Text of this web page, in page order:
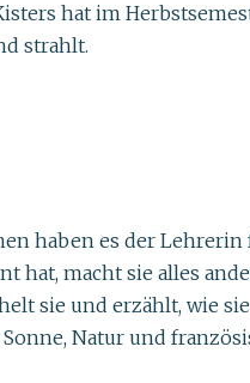
hat im
strahlt.
haben es der
hat, macht sie alles
sie und erzählt, wie
Natur und